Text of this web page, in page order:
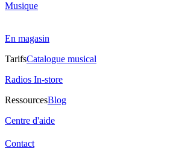
Musique
En magasin
TarifsCatalogue musical
Radios In-store
RessourcesBlog
Centre d'aide
Contact